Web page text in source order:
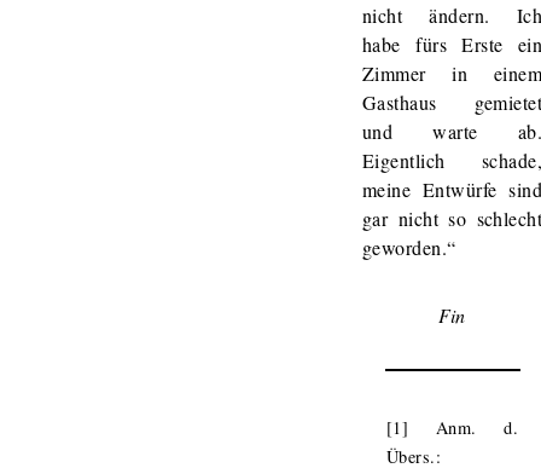
nicht ändern.
habe fürs Erste
Zimmer in
Gasthaus
und warte
Eigentlich
meine Entwürfe
gar nicht so
geworden.“
Fin
[1] Anm. d.
Übers.: